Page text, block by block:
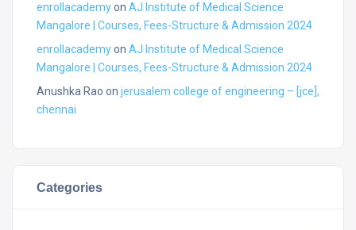
enrollacademyon AJ Institute of Medical Science
Mangalore | Courses, Fees-Structure & Admission 2024
enrollacademyon AJ Institute of Medical Science
Mangalore | Courses, Fees-Structure & Admission 2024
Anushka Rao on jerusalem college of engineering – [jce],
chennai
Categories